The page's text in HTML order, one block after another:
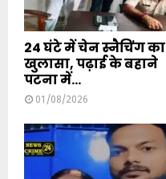
24 घंटे में चेन स्नैचिंग का
खुलासा, पढ़ाई के बहाने
पटना में...
01/08/2026